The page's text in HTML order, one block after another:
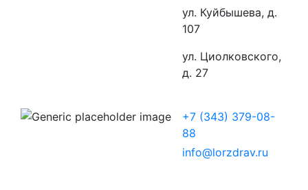
ул. Куйбышева, д.
107
ул. Циолковского,
д. 27
+7 (343) 379-08-
88
info@lorzdrav.ru